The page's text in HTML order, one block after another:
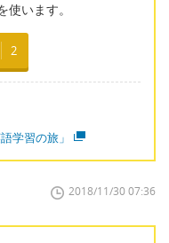
使います。
2
学習の旅」
2018/11/30 07:36